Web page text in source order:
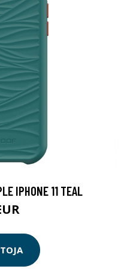
IPHONE 11 TEAL